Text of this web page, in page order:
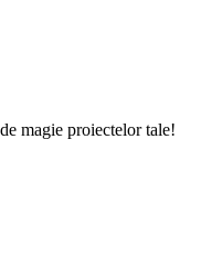
magie proiectelor tale!